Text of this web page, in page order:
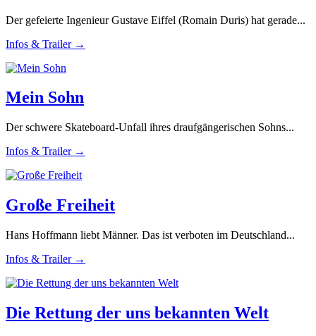
Der gefeierte Ingenieur Gustave Eiffel (Romain Duris) hat gerade...
Infos & Trailer →
Mein Sohn
Der schwere Skateboard-Unfall ihres draufgängerischen Sohns...
Infos & Trailer →
Große Freiheit
Hans Hoffmann liebt Männer. Das ist verboten im Deutschland...
Infos & Trailer →
Die Rettung der uns bekannten Welt